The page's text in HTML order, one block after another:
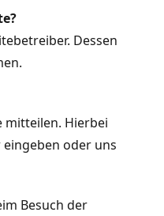
Dessen
mitteilen. Hierbei
oder uns
Besuch der